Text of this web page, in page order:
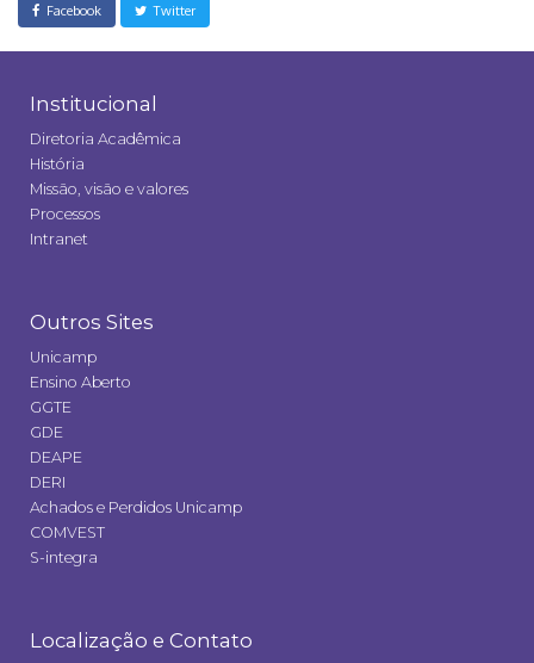
Facebook Twitter
Institucional
Diretoria Acadêmica
História
Missão, visão e valores
Processos
Intranet
Outros Sites
Unicamp
Ensino Aberto
GGTE
GDE
DEAPE
DERI
Achados e Perdidos Unicamp
COMVEST
S-integra
Localização e Contato